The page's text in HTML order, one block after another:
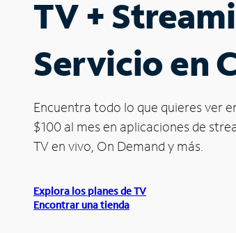
TV +
Servicio en
Encuentra todo lo que quieres ver
$100 al mes en aplicaciones de
TV en vivo, On Demand y más.
Explora los planes de TV
Encontrar una tienda